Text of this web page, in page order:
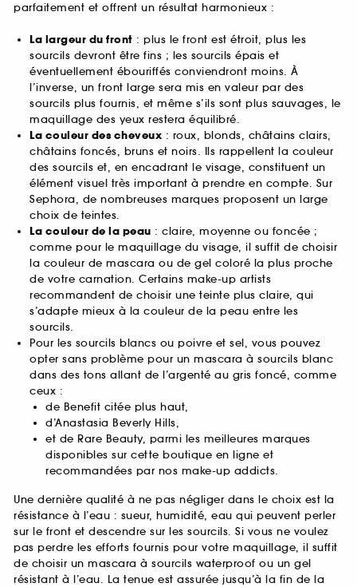
parfaitement et offrent un résultat harmonieux :
La largeur du front : plus le front est étroit, plus les
sourcils devront être fins ; les sourcils épais et
éventuellement ébouriffés conviendront moins. À
l’inverse, un front large sera mis en valeur par des
sourcils plus fournis, et même s’ils sont plus sauvages, le
maquillage des yeux restera équilibré.
La couleur des cheveux : roux, blonds, châtains clairs,
châtains foncés, bruns et noirs. Ils rappellent la couleur
des sourcils et, en encadrant le visage, constituent un
élément visuel très important à prendre en compte. Sur
Sephora, de nombreuses marques proposent un large
choix de teintes.
La couleur de la peau : claire, moyenne ou foncée ;
comme pour le maquillage du visage, il suffit de choisir
la couleur de mascara ou de gel coloré la plus proche
de votre carnation. Certains make-up artists
recommandent de choisir une teinte plus claire, qui
s’adapte mieux à la couleur de la peau entre les
sourcils.
Pour les sourcils blancs ou poivre et sel, vous pouvez
opter sans problème pour un mascara à sourcils blanc
dans des tons allant de l’argenté au gris foncé, comme
ceux :
de Benefit citée plus haut,
d’Anastasia Beverly Hills,
et de Rare Beauty, parmi les meilleures marques
disponibles sur cette boutique en ligne et
recommandées par nos make-up addicts.
Une dernière qualité à ne pas négliger dans le choix est la
résistance à l’eau : sueur, humidité, eau qui peuvent perler
sur le front et descendre sur les sourcils. Si vous ne voulez
pas perdre les efforts fournis pour votre maquillage, il suffit
de choisir un mascara à sourcils waterproof ou un gel
résistant à l’eau. La tenue est assurée jusqu’à la fin de la